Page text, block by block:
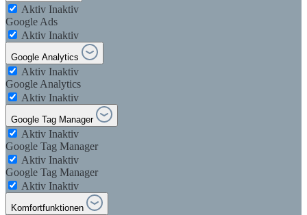
Aktiv Inaktiv
Google Ads
Aktiv Inaktiv
Google Analytics
Aktiv Inaktiv
Google Analytics
Aktiv Inaktiv
Google Tag Manager
Aktiv Inaktiv
Google Tag Manager
Aktiv Inaktiv
Google Tag Manager
Aktiv Inaktiv
Komfortfunktionen